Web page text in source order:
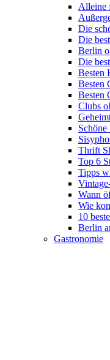
Alleine
Die
Die
Berlin
Die
Besten
Besten
Besten
Clubs
Thrift
Top 6
Tipps
Wann
Wie
10
Berlin
Gastronomie